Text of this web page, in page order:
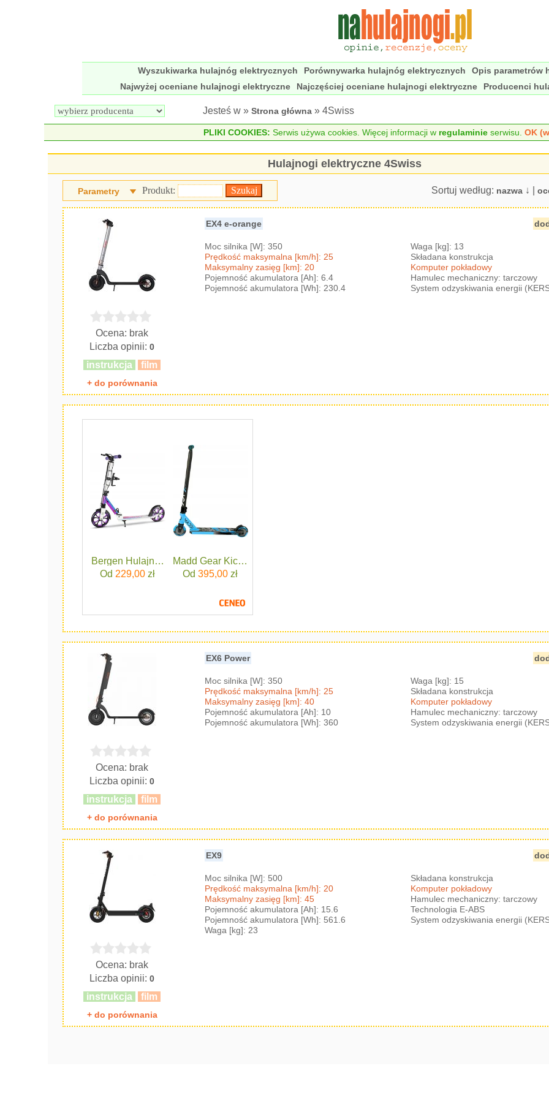
Wyszukiwarka hulajnóg elektrycznych Porównywarka hulajnóg elektrycznych
Opis parametrów
Najwyżej oceniane hulajnogi elektryczne
Najczęściej oceniane hulajnogi elektryczne Producenci
Jesteś w » Strona główna » 4Swiss
PLIKI COOKIES: Serwis używa cookies. Więcej informacji w regulaminieserwisu. OK
Hulajnogi elektryczne 4Swiss
Sortuj według: nazwa↓ |
Parametry Produkt:
EX4 e-orange
Ocena: brak
Liczba opinii:0
instrukcja film
Moc silnika [W]: 350
Prędkość maksymalna [km/h]: 25
Maksymalny zasięg [km]: 20
Pojemność akumulatora [Ah]: 6.4
Pojemność akumulatora [Wh]: 230.4
Waga [kg]: 13
Składana konstrukcja
Komputer pokładowy
Hamulec mechaniczny: tarczowy
System odzyskiwania energii
+ do porównania
Bergen Hulajnoga Miejska Dla Dzieci Składana Duża Hamulec Amortyzator Elite
Od 229,00 zł
Madd Gear Kick Pro 2020 Blue Black
Od395,00 zł
EX6 Power
Ocena: brak
Liczba opinii:0
instrukcja film
Moc silnika [W]: 350
Prędkość maksymalna [km/h]: 25
Maksymalny zasięg [km]: 40
Pojemność akumulatora [Ah]: 10
Pojemność akumulatora [Wh]: 360
Waga [kg]: 15
Składana konstrukcja
Komputer pokładowy
Hamulec mechaniczny: tarczowy
System odzyskiwania energii
+ do porównania
EX9
Ocena: brak
Liczba opinii:0
instrukcja film
Moc silnika [W]: 500
Prędkość maksymalna [km/h]: 20
Maksymalny zasięg [km]: 45
Pojemność akumulatora [Ah]: 15.6
Pojemność akumulatora [Wh]: 561.6
Waga [kg]: 23
Składana konstrukcja
Komputer pokładowy
Hamulec mechaniczny: tarczowy
Technologia E-ABS
System odzyskiwania energii
+ do porównania